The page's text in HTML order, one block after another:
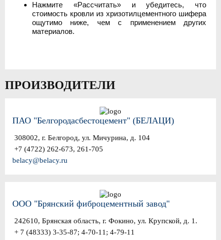
Нажмите «Рассчитать» и убедитесь, что
стоимость кровли из хризотилцементного шифера
ощутимо ниже, чем с применением других
материалов.
ПРОИЗВОДИТЕЛИ
ПАО "Белгородасбестоцемент" (БЕЛАЦИ)
308002, г. Белгород, ул. Мичурина, д. 104
+7 (4722) 262-673, 261-705
belacy@belacy.ru
ООО "Брянский фиброцементный завод"
242610, Брянская область, г. Фокино, ул. Крупской, д. 1.
+ 7 (48333) 3-35-87; 4-70-11; 4-79-11